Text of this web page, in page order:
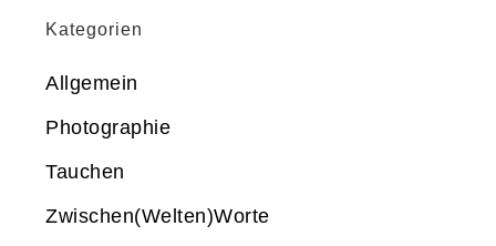
Kategorien
Allgemein
Photographie
Tauchen
Zwischen(Welten)Worte